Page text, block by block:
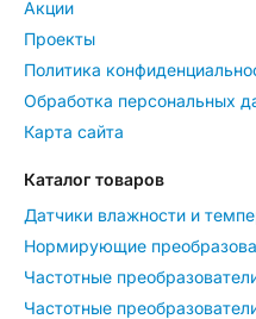
Акции
Проекты
Политика
Обработка персональных
Карта сайта
Каталог товаров
Датчики влажности и
Нормирующие
Частотные
Частотные